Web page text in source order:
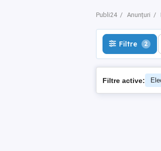
Publi24 Anunțuri
Filtre 2
Filtre active: